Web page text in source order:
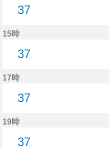
37
15時
37
17時
37
19時
37